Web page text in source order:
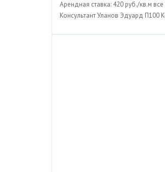
Арендная ставка: 420 руб./кв.м
Консультант Уланов Эдуард П100